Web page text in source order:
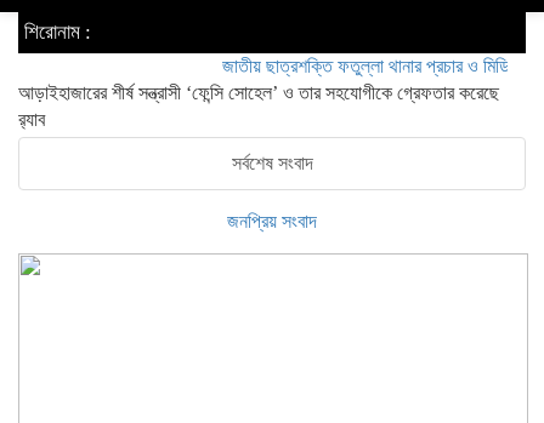
শিরোনাম :
জাতীয় ছাত্রশক্তি ফতুল্লা থানার প্রচার ও মিডিয়া সম্পাদক
আড়াইহাজারের শীর্ষ সন্ত্রাসী ‘ফেন্সি সোহেল’ ও তার সহযোগীকে গ্রেফতার করেছে
র‍্যাব
সর্বশেষ সংবাদ
জনপ্রিয় সংবাদ